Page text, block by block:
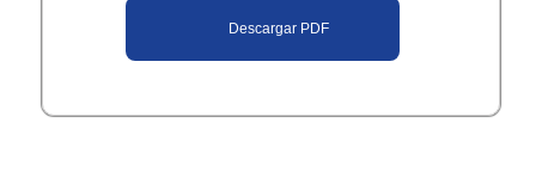
Descargar PDF​